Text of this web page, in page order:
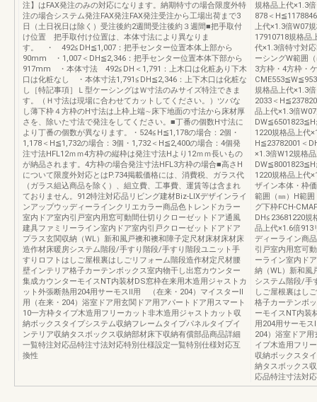
注】はFAX発注のみの対応になります。納期特寸の場合限度外特
注の場合システム発注FAX発注FAX発注受注から工場出荷まで3
日（土日祝日は除く）受注後約2週間受注後約３週間■把手取付
け位置 把手取付け位置は、本体寸法により異なりま
す。 ・ 492≦DH≦1,007：把手センター位置本体上部から
90mm ・1,007＜DH≦2,346：把手センター位置本体下部から
917mm ・本体寸法 492≦DH＜1,791：上木口は化粧あり下木
口は化粧なし ・本体寸法1,791≦DH≦2,346：上下木口は化粧な
し［特記事項］Ｌ型ケーシングはＷ寸法のみサイズ特注できま
す。（Ｈ寸法は現場に合わせてカットしてください。）ツバな
し薄下枠４方枠のH寸法は上枠上端∼床下地面の寸法から床材厚
さを、除いた寸法で発注をしてください。■丁番の個数H寸法に
より丁番の個数が異なります。・524≦H≦1,178の場合：2個・
1,178＜H≦1,732の場合：3個・1,732＜H≦2,400の場合：4個発
注寸法HFL12ｍｍ4方枠の縦枠は発注寸法Hより12ｍｍ長いもの
が納品されます。4方枠の場合発注寸法HFL3方枠の場合■高さH
について限度外対応とはP.734掲載価格には、消費税、ガラス代
（ガラス組込商品を除く）、組立費、工事費、運賃等は含まれ
ておりません。912特注対応品リビング建材Biz-LIXデザインライ
ンアップウッディーラインクリエカラー商品色トレンドカラー
室内ドア室内引戸室内用窓可動間仕切りクローゼットドア通風
建具ファミリーライン室内ドア室内引戸クローゼットドアドア
プラス玄関収納（WL）新和風戸襖和襖和障子定尺材床材床材床
造作材床暖房システム階段/手すり階段/手すり階段ユニット手
すりロフトはしご屋根裏はしごリフォーム階段造作材定尺材腰
壁インテリア格子カーテンボックス室内物干し出窓カウンター
集成カウンターモイスNT内装材DS窓枠在来用木造用ジャストカ
ット外張断熱用204用サーモスⅡ用 （在来・204）マイスターⅡ
用（在来・204）浴室ドア用玄関ドア用アパートドア用スマート
10一方枠タイプ木造用フリーカット非木造用ジャストカット収
納ボックスタイプシステム収納フレームタイプパネルタイプイ
ンテリア収納タスボックス収納部材床下収納有償部品商品詳細
一覧特注対応品特注寸法対応特別仕様設定一覧特別仕様対応互
換性
規格品上代×1.3
878＜
上代×1.3倍W07
17910718規格品
代×1.3倍特寸対
ーシングW範囲
3方枠・4方枠・
規格品上代×1.3
2033＜
品上代×1.3倍
1220規格品上代
H≦23782001＜
×1.3倍W12規格
1220規格品上代
ザイン本体・枠
範囲（㎜）H範
グ下枠FCH-
DH≦23681220規
品上代×1.6倍913
ディーライン商
引戸室内用窓可
ーライン室内ド
納（WL）新和風
システム階段/手
しご屋根裏はし
格子カーテンボ
ーモイスNT内装
用204用サーモ
204）浴室ドア
イプ木造用フリ
収納ボックスタ
納タスボックス
応品特注寸法対